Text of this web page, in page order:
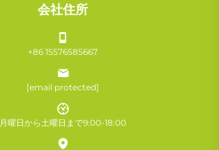
会社住所
+86 15576585667
[email protected]
月曜日から土曜日まで9:00-18:00